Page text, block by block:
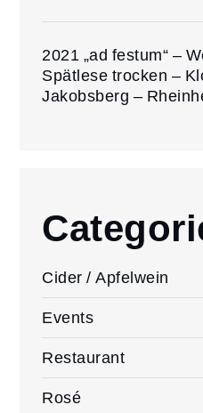
2021 „ad festum“ –
Spätlese trocken –
Jakobsberg –
Cider / Apfelwein
Events
Restaurant
Rosé